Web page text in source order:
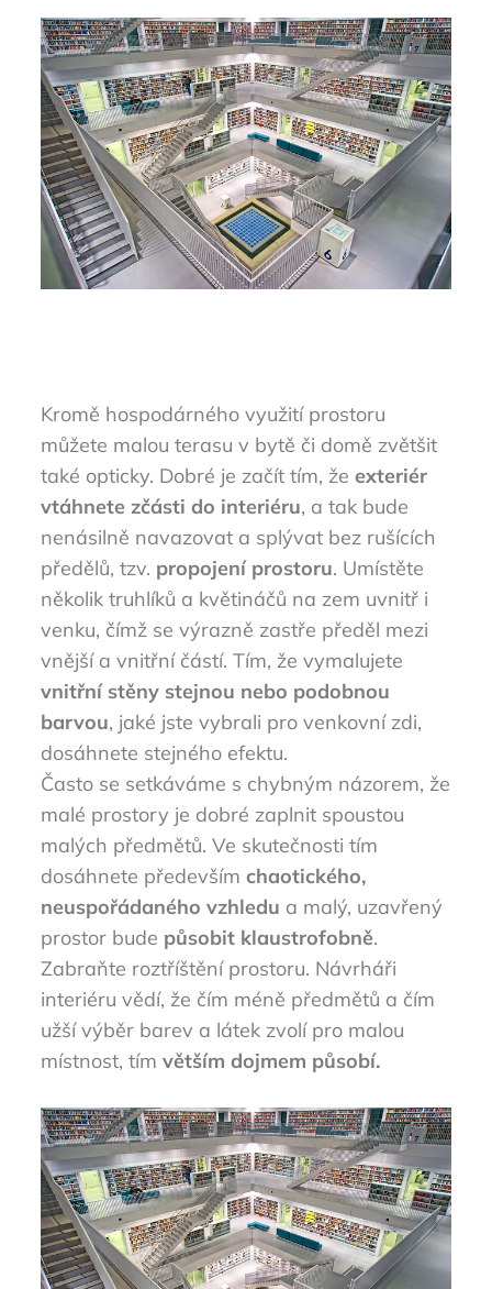
Kromě hospodárného využití prostoru
můžete malou terasu v bytě či domě zvětšit
také opticky. Dobré je začít tím, žeexteriér
vtáhnete zčásti do interiéru, a tak bude
nenásilně navazovat a splývat bez rušících
předělů, tzv. propojení prostoru. Umístěte
několik truhlíků a květináčů na zem uvnitř i
venku, čímž se výrazně zastře předěl mezi
vnější a vnitřní částí. Tím, že vymalujete
vnitřní stěny stejnou nebo podobnou
barvou, jaké jste vybrali pro venkovní zdi,
dosáhnete stejného efektu.
Často se setkáváme s chybným názorem, že
malé prostory je dobré zaplnit spoustou
malých předmětů. Ve skutečnosti tím
dosáhnete předevšímchaotického,
neuspořádaného vzhledu a malý, uzavřený
prostor bude působit klaustrofobně.
Zabraňte roztříštění prostoru. Návrháři
interiéru vědí, že čím méně předmětů a čím
užší výběr barev a látek zvolí pro malou
místnost, tímvětším dojmem působí.